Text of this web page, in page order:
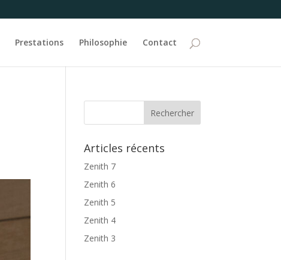
Prestations Philosophie Contact
Articles récents
Zenith 7
Zenith 6
Zenith 5
Zenith 4
Zenith 3